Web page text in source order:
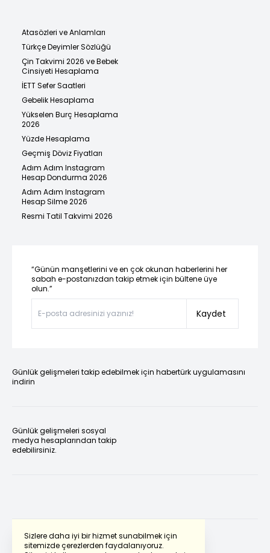
Sizlere daha iyi bir hizmet sunabilmek için
sitemizde çerezlerden faydalanıyoruz.
Atasözleri ve Anlamları
Türkçe Deyimler Sözlüğü
Çin Takvimi 2026 ve Bebek
Cinsiyeti Hesaplama
İETT Sefer Saatleri
Gebelik Hesaplama
Yükselen Burç Hesaplama
2026
Yüzde Hesaplama
Geçmiş Döviz Fiyatları
Adım Adım Instagram
Hesap Dondurma 2026
Adım Adım Instagram
Hesap Silme 2026
Resmi Tatil Takvimi 2026
“Günün manşetlerini ve en çok okunan haberlerini her
sabah e-postanızdan takip etmek için bültene üye
olun.”
Kaydet
Günlük gelişmeleri takip edebilmek için habertürk uygulamasını
indirin
Günlük gelişmeleri sosyal
medya hesaplarından takip
edebilirsiniz.